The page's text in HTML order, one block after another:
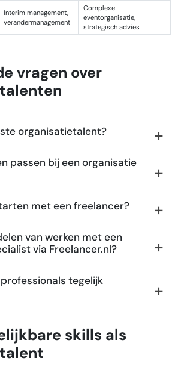
Interim management,
verandermanagement
Complexe
eventorganisatie,
strategisch advies
vragen over
organisatietalent?
passen bij een organisatie
met een freelancer?
van werken met een
via Freelancer.nl?
tegelijk
skills als